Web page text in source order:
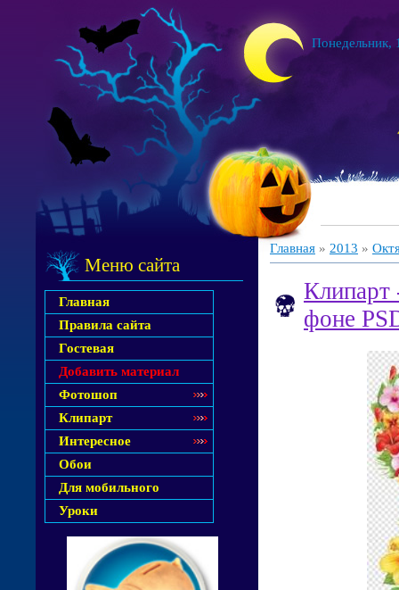
Понедельник,
Меню сайта
Главная
Правила сайта
Гостевая
Добавить материал
Фотошоп
Клипарт
Интересное
Обои
Для мобильного
Уроки
Главная » 2013 »
Клипарт
фоне